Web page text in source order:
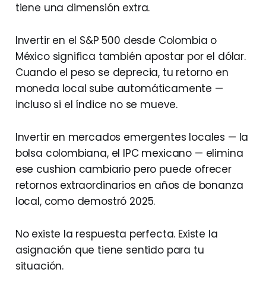
tiene una dimensión extra.
Invertir en el S&P 500 desde Colombia o
México significa también apostar por el dólar.
Cuando el peso se deprecia, tu retorno en
moneda local sube automáticamente —
incluso si el índice no se mueve.
Invertir en mercados emergentes locales — la
bolsa colombiana, el IPC mexicano — elimina
ese cushion cambiario pero puede ofrecer
retornos extraordinarios en años de bonanza
local, como demostró 2025.
No existe la respuesta perfecta. Existe la
asignación que tiene sentido para tu
situación.